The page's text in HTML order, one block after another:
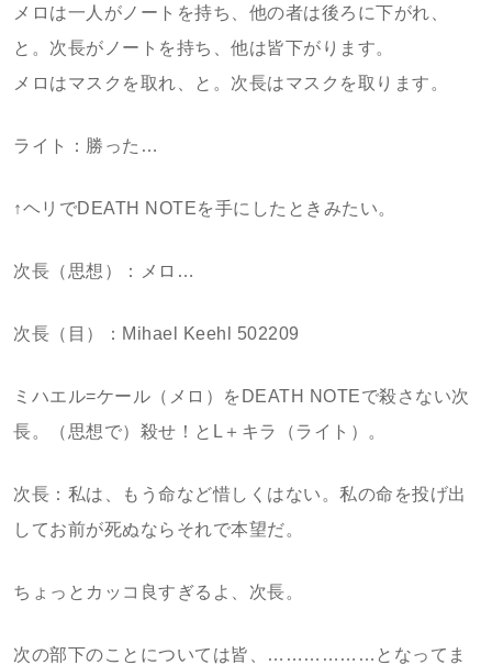
メロは一人がノートを持ち、他の者は後ろに下がれ、
と。次長がノートを持ち、他は皆下がります。
メロはマスクを取れ、と。次長はマスクを取ります。
ライト：勝った…
↑ヘリでDEATH NOTEを手にしたときみたい。
次長（思想）：メロ…
次長（目）：Mihael Keehl 502209
ミハエル=ケール（メロ）をDEATH NOTEで殺さない次
長。（思想で）殺せ！とL＋キラ（ライト）。
次長：私は、もう命など惜しくはない。私の命を投げ出
してお前が死ぬならそれで本望だ。
ちょっとカッコ良すぎるよ、次長。
次の部下のことについては皆、………………となってま